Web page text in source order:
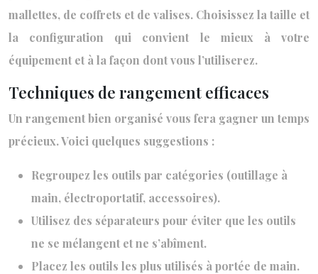
mallettes, de coffrets et de valises. Choisissez la taille et
la configuration qui convient le mieux à votre
équipement et à la façon dont vous l’utiliserez.
Techniques de rangement efficaces
Un rangement bien organisé vous fera gagner un temps
précieux. Voici quelques suggestions :
Regroupez les outils par catégories (outillage à
main, électroportatif, accessoires).
Utilisez des séparateurs pour éviter que les outils
ne se mélangent et ne s’abîment.
Placez les outils les plus utilisés à portée de main.